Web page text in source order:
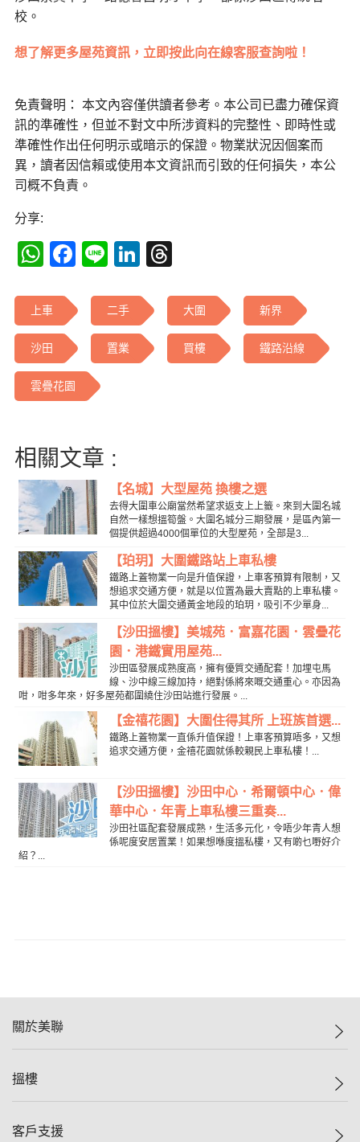
校。
想了解更多屋苑資訊，立即按此向在線客服查詢啦！
免責聲明： 本文內容僅供讀者參考。本公司已盡力確保資
訊的準確性，但並不對文中所涉資料的完整性、即時性或
準確性作出任何明示或暗示的保證。物業狀況因個案而
異，讀者因信賴或使用本文資訊而引致的任何損失，本公
司概不負責。
分享:
WhatsApp
Facebook
LineLinkedIn
上車 二手 大圍 新界
沙田 置業 買樓 鐵路沿線
雲疊花園
相關文章 :
【名城】大型屋苑 換樓之選
去得大圍車公廟當然希望求返支上上籤。來到大圍名城
自然一樣想搵筍盤。大圍名城分三期發展，是區內第一
個提供超過4000個單位的大型屋苑，全部是3...
【珀玥】大圍鐵路站上車私樓
鐵路上蓋物業一向是升值保證，上車客預算有限制，又
想追求交通方便，就是以位置為最大賣點的上車私樓。
其中位於大圍交通黃金地段的珀玥，吸引不少單身...
【沙田搵樓】美城苑．富嘉花園．雲疊花
園．港鐵實用屋苑...
沙田區發展成熟度高，擁有優質交通配套！加埋屯馬
線、沙中線三線加持，絕對係將來嘅交通重心。亦因為
咁，咁多年來，好多屋苑都圍繞住沙田站進行發展。...
【金禧花園】大圍住得其所 上班族首選...
鐵路上蓋物業一直係升值保證！上車客預算唔多，又想
追求交通方便，金禧花園就係較親民上車私樓！...
【沙田搵樓】沙田中心．希爾頓中心．偉
華中心．年青上車私樓三重奏...
沙田社區配套發展成熟，生活多元化，令唔少年青人想
係呢度安居置業！如果想喺度搵私樓，又有啲乜嘢好介
紹？...
關於美聯
美聯集團
搵樓
一手新盤
客戶支援